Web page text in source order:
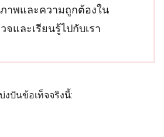
าพและความถูกต้องใน
และเรียนรู้ไปกับเรา
งปันข้อเท็จจริงนี้: